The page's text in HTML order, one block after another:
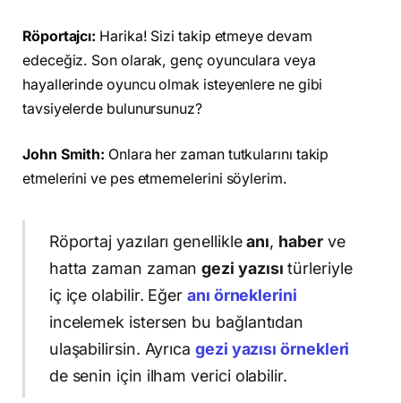
Röportajcı: Harika! Sizi takip etmeye devam
edeceğiz. Son olarak, genç oyunculara veya
hayallerinde oyuncu olmak isteyenlere ne gibi
tavsiyelerde bulunursunuz?
John Smith: Onlara her zaman tutkularını takip
etmelerini ve pes etmemelerini söylerim.
Röportaj yazıları genellikleanı, haberve
hatta zaman zamangezi yazısı türleriyle
iç içe olabilir. Eğeranı örneklerini
incelemek istersen bu bağlantıdan
ulaşabilirsin. Ayrıcagezi yazısı örnekleri
de senin için ilham verici olabilir.